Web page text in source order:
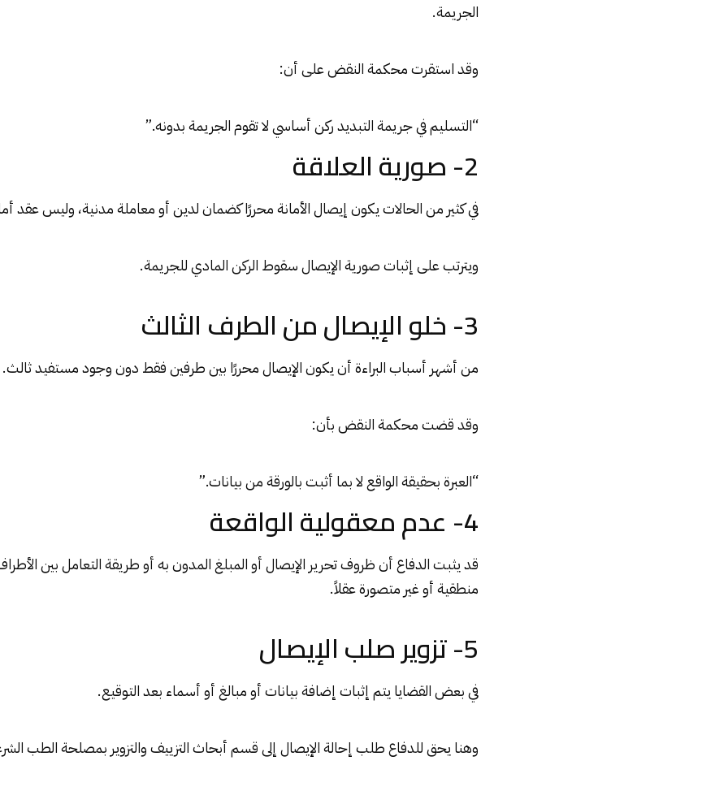
الجريمة.
وقد استقرت محكمة النقض على أن:
“التسليم في جريمة التبديد ركن أساسي لا تقوم الجريمة بدونه.”
2- صورية العلاقة
في كثير من الحالات يكون إيصال الأمانة محررًا كضمان لدين أو معاملة مدنية، وليس عقد
ويترتب على إثبات صورية الإيصال سقوط الركن المادي للجريمة.
3- خلو الإيصال من الطرف الثالث
من أشهر أسباب البراءة أن يكون الإيصال محررًا بين طرفين فقط دون وجود مستفيد ثالث.
وقد قضت محكمة النقض بأن:
“العبرة بحقيقة الواقع لا بما أثبت بالورقة من بيانات.”
4- عدم معقولية الواقعة
قد يثبت الدفاع أن ظروف تحرير الإيصال أو المبلغ المدون به أو طريقة التعامل بين
منطقية أو غير متصورة عقلاً.
5- تزوير صلب الإيصال
في بعض القضايا يتم إثبات إضافة بيانات أو مبالغ أو أسماء بعد التوقيع.
وهنا يحق للدفاع طلب إحالة الإيصال إلى قسم أبحاث التزييف والتزوير بمصلحة الطب